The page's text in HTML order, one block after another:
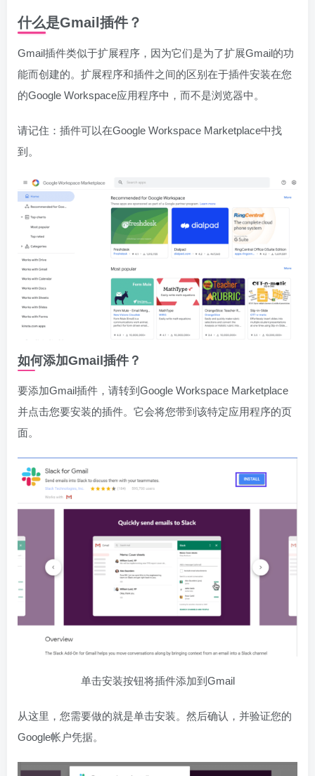
什么是Gmail插件？
Gmail插件类似于扩展程序，因为它们是为了扩展Gmail的功
能而创建的。扩展程序和插件之间的区别在于插件安装在您
的Google Workspace应用程序中，而不是浏览器中。
请记住：插件可以在Google Workspace Marketplace中找
到。
如何添加Gmail插件？
要添加Gmail插件，请转到Google Workspace Marketplace
并点击您要安装的插件。它会将您带到该特定应用程序的页
面。
单击安装按钮将插件添加到Gmail
从这里，您需要做的就是单击安装。然后确认，并验证您的
Google帐户凭据。